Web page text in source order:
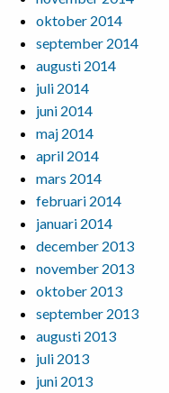
oktober 2014
september 2014
augusti 2014
juli 2014
juni 2014
maj 2014
april 2014
mars 2014
februari 2014
januari 2014
december 2013
november 2013
oktober 2013
september 2013
augusti 2013
juli 2013
juni 2013